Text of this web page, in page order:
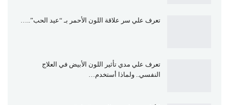
تعرف علي سر علاقة اللون الأحمر بـ “عيد الحب”..…
تعرف علي مدي تأثير اللون الأبيض في العلاج
النفسي.. ولماذا أستخدم…